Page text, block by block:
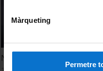
Màrqueting
Permetre
Nanofàrmacs per combatre